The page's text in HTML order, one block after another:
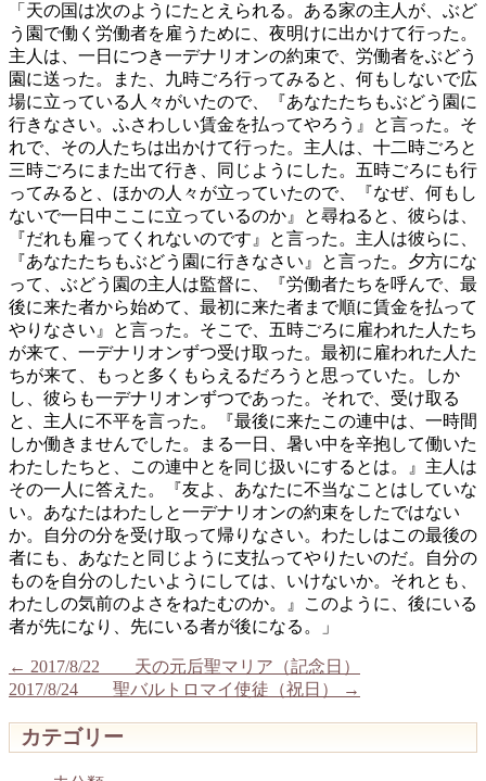
「天の国は次のようにたとえられる。ある家の主人が、ぶど
う園で働く労働者を雇うために、夜明けに出かけて行った。
主人は、一日につき一デナリオンの約束で、労働者をぶどう
園に送った。また、九時ごろ行ってみると、何もしないで広
場に立っている人々がいたので、『あなたたちもぶどう園に
行きなさい。ふさわしい賃金を払ってやろう』と言った。そ
れで、その人たちは出かけて行った。主人は、十二時ごろと
三時ごろにまた出て行き、同じようにした。五時ごろにも行
ってみると、ほかの人々が立っていたので、『なぜ、何もし
ないで一日中ここに立っているのか』と尋ねると、彼らは、
『だれも雇ってくれないのです』と言った。主人は彼らに、
『あなたたちもぶどう園に行きなさい』と言った。夕方にな
って、ぶどう園の主人は監督に、『労働者たちを呼んで、最
後に来た者から始めて、最初に来た者まで順に賃金を払って
やりなさい』と言った。そこで、五時ごろに雇われた人たち
が来て、一デナリオンずつ受け取った。最初に雇われた人た
ちが来て、もっと多くもらえるだろうと思っていた。しか
し、彼らも一デナリオンずつであった。それで、受け取る
と、主人に不平を言った。『最後に来たこの連中は、一時間
しか働きませんでした。まる一日、暑い中を辛抱して働いた
わたしたちと、この連中とを同じ扱いにするとは。』主人は
その一人に答えた。『友よ、あなたに不当なことはしていな
い。あなたはわたしと一デナリオンの約束をしたではない
か。自分の分を受け取って帰りなさい。わたしはこの最後の
者にも、あなたと同じように支払ってやりたいのだ。自分の
ものを自分のしたいようにしては、いけないか。それとも、
わたしの気前のよさをねたむのか。』このように、後にいる
者が先になり、先にいる者が後になる。」
← 2017/8/22 天の元后聖マリア（記念日）
2017/8/24 聖バルトロマイ使徒（祝日）
→
カテゴリー